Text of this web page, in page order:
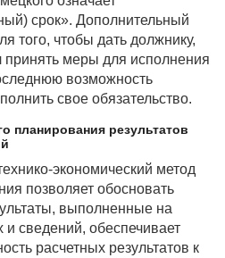
1ст. 169,п. 1ст. 170,п. 1.17
№ 219
речь идет только
несет организация
медицинского
заключены на
и заключены в пользу
в организациях-
договорам. В иных
не будут учитываться
прибыль.
срок». Дополнительный
того, чтобы дать должнику,
меры для исполнения
возможность
свое обязательство.
планирования результатов
экономический метод
позволяет обосновать
выполненные на
сведений, обеспечивает
расчетных результатов к